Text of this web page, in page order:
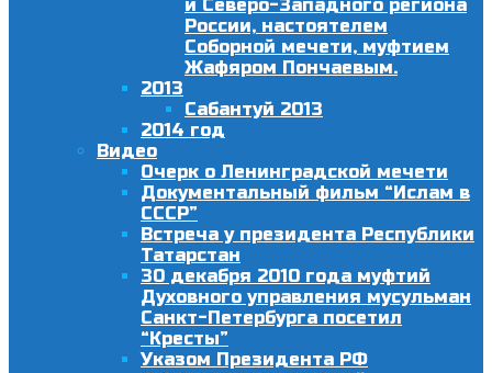
и Северо-Западного региона
России, настоятелем
Соборной мечети, муфтием
Жафяром Пончаевым.
2013
Сабантуй 2013
2014 год
Видео
Очерк о Ленинградской мечети
Документальный фильм “Ислам в
СССР”
Встреча у президента Республики
Татарстан
30 декабря 2010 года муфтий
Духовного управления мусульман
Санкт-Петербурга посетил
“Кресты”
Указом Президента РФ